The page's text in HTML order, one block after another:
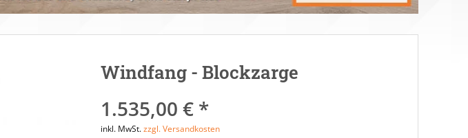
Windfang - Blockzarge
1.535,00 € *
inkl. MwSt.zzgl. Versandkosten